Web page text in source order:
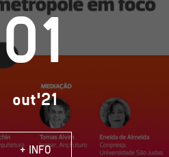
01
out'21
+ INFO